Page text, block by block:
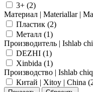
3+ (2)
Материал | Materiallar |
Пластик (2)
Металл (1)
Производитель | Ishlab
DEZHI (1)
Xinbida (1)
Производство | Ishlab
Китай | Xitoy | China (